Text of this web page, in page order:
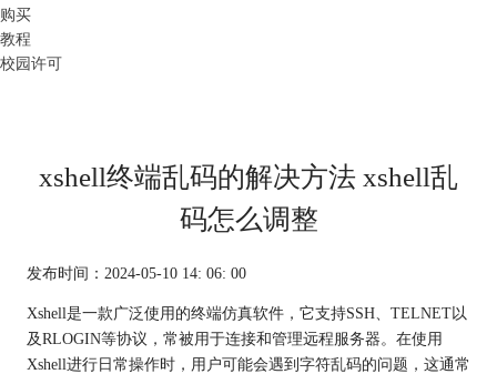
购买
教程
校园许可
xshell终端乱码的解决方法 xshell乱
码怎么调整
发布时间：2024-05-10 14: 06: 00
Xshell是一款广泛使用的终端仿真软件，它支持SSH、TELNET以
及RLOGIN等协议，常被用于连接和管理远程服务器。在使用
Xshell进行日常操作时，用户可能会遇到字符乱码的问题，这通常